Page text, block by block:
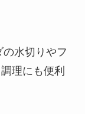
水切りやフ
理にも便利